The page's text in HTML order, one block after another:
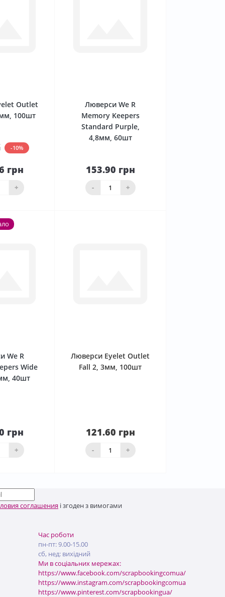
Outlet
100шт
-10%
грн
+
До
Люверси We R
Memory Keepers
Standard Purple,
4,8мм, 60шт
153.90 грн
- +
До
кошика
We R
Wide
40шт
грн
+
До
Люверси Eyelet Outlet
Fall 2, 3мм, 100шт
121.60 грн
- +
Нема в наявності
соглашения і згоден з вимогами
Час роботи
пн-пт: 9.00-15.00
сб, нед: вихідний
Ми в соціальних мережах:
https://www.facebook.com/scrapbookingcomua/
https://www.instagram.com/scrapbookingcomua
https://www.pinterest.com/scrapbookingua/